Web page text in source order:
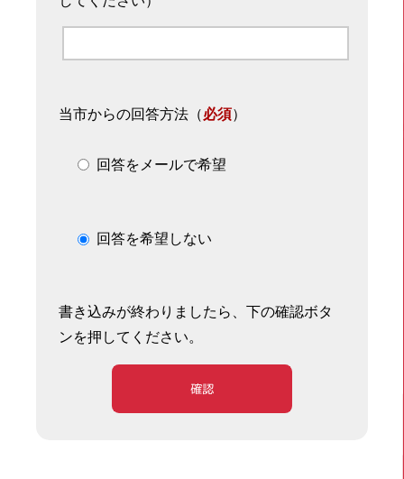
当市からの回答方法 （必須）
回答をメールで希望
回答を希望しない
書き込みが終わりましたら、下の確認ボタ
ンを押してください。
確認